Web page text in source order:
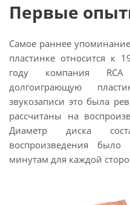
Первые
Самое раннее
пластинке относится к
году компания
долгоиграющую
звукозаписи это была
рассчитаны на
Диаметр диска
воспроизведения
минутам для каждой